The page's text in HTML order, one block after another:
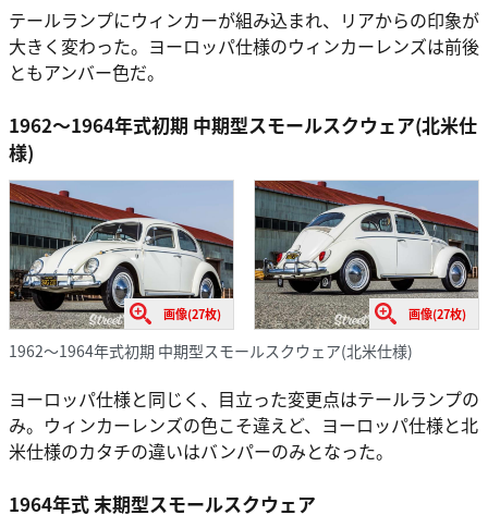
テールランプにウィンカーが組み込まれ、リアからの印象が
大きく変わった。ヨーロッパ仕様のウィンカーレンズは前後
ともアンバー色だ。
1962～1964年式初期 中期型スモールスクウェア(北米仕
様)
画像(27枚) 画像(27枚)
1962～1964年式初期 中期型スモールスクウェア(北米仕様)
ヨーロッパ仕様と同じく、目立った変更点はテールランプの
み。ウィンカーレンズの色こそ違えど、ヨーロッパ仕様と北
米仕様のカタチの違いはバンパーのみとなった。
1964年式 末期型スモールスクウェア